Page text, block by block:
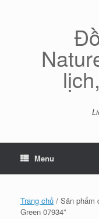
Menu
Trang chủ / Sản phẩm
Green 07934”